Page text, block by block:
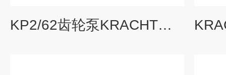
KP2/62齿轮泵KRACHT德国原装